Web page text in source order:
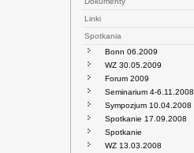
Linki
Spotkania
Bonn 06.2009
WZ 30.05.2009
Forum 2009
Seminarium 4-6.11.2008
Sympozjum 10.04.2008
Spotkanie 17.09.2008
Spotkanie
WZ 13.03.2008